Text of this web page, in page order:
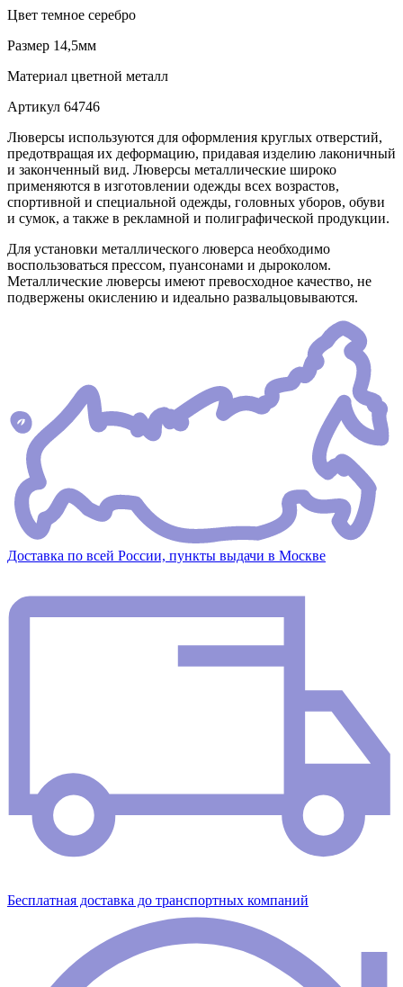
Цвет темное серебро
Размер 14,5мм
Материал цветной металл
Артикул 64746
Люверсы используются для оформления круглых отверстий,
предотвращая их деформацию, придавая изделию лаконичный
и законченный вид. Люверсы металлические широко
применяются в изготовлении одежды всех возрастов,
спортивной и специальной одежды, головных уборов, обуви
и сумок, а также в рекламной и полиграфической продукции.
Для установки металлического люверса необходимо
воспользоваться прессом, пуансонами и дыроколом.
Металлические люверсы имеют превосходное качество, не
подвержены окислению и идеально развальцовываются.
Доставка по всей России, пункты выдачи в Москве
Бесплатная доставка до транспортных компаний